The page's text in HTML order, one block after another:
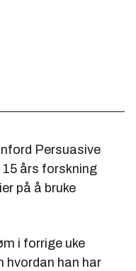
Persuasive
års forskning
på å bruke
i forrige uke
han har